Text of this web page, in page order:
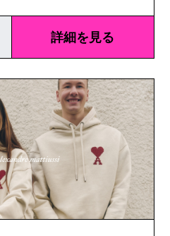
詳細を見る